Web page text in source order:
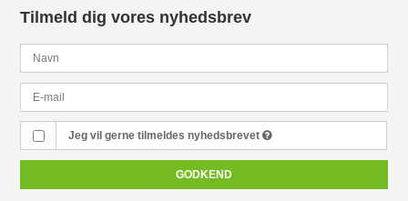
Tilmeld dig vores nyhedsbrev
Jeg vil gerne tilmeldes nyhedsbrevet
GODKEND